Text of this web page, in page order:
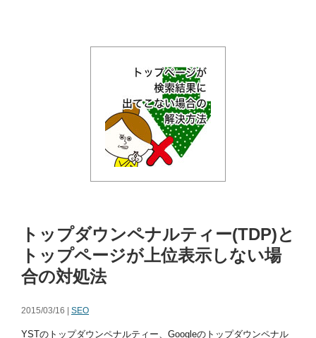
トップダウンペナルティー(TDP)と
トップページが上位表示しない場
合の対処法
2015/03/16 | SEO
YSTのトップダウンペナルティー、Googleのトップダウンペナル